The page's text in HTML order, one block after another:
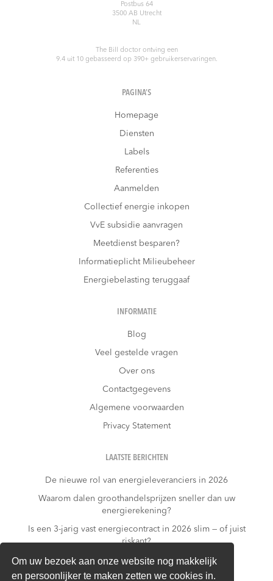
Om uw bezoek aan onze website nog makkelijk
en persoonlijker te maken zetten we cookies in.
Postbus 64
3500 AB Utrecht
NL
The Bill doctorontving een
9.4uit 10gebasseerd op 390+ gebruikerservaringen.
PAGINA’S
Homepage
Diensten
Labels
Referenties
Aanmelden
Collectief energie inkopen
VvE subsidie aanvragen
Meetdienst besparen?
Informatieplicht Milieubeheer
Energiebelasting teruggaaf
INFORMATIE
Blog
Veel gestelde vragen
Over ons
Contactgegevens
Algemene voorwaarden
Privacy Statement
LAATSTE BERICHTEN
De nieuwe rol van energieleveranciers in 2026
Waarom dalen groothandelsprijzen sneller dan uw
energierekening?
Is een 3-jarig vast energiecontract in 2026 slim — of juist
riskant?
Wat kost niets doen?
Warmtepomp + dynamisch contract: gouden